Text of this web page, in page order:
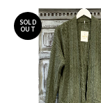
SOLD
OUT